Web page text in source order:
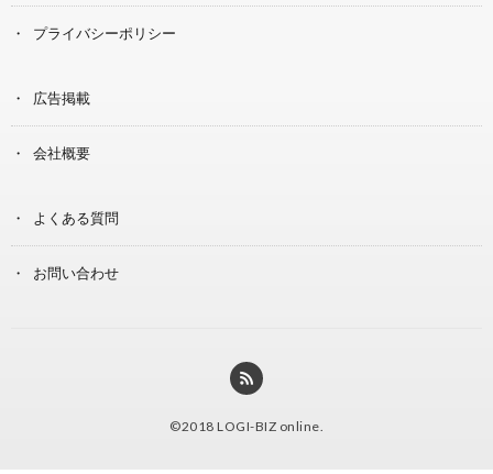
プライバシーポリシー
広告掲載
会社概要
よくある質問
お問い合わせ
©2018 LOGI-BIZ online